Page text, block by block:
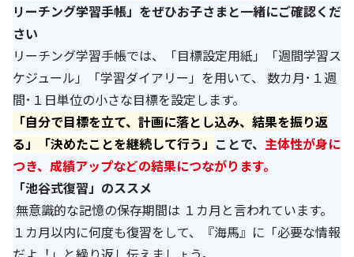
リーチング学習手帳」をぜひお子さまと一緒にご確認くだ
さい
リーチング学習手帳では、「目標設定用紙」「週間学習ス
ケジュール」「学習ダイアリー」を用いて、 数カ月･１週
間･１日単位の小さな目標を設定します。
「自分で目標を立て、計画に落とし込み、結果を振り返
る」「決めたことを継続して行う」 ことで、 主体性が身に
つき、成績アップなどの結果につながります。
「池谷式復習」のススメ
無意識的な記憶の保存期間は １カ月と言われています。
１カ月以内に何度も復習をして、『海馬』に「必要な情報